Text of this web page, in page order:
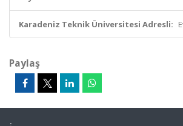
Karadeniz Teknik Üniversitesi Adresli:
Paylaş